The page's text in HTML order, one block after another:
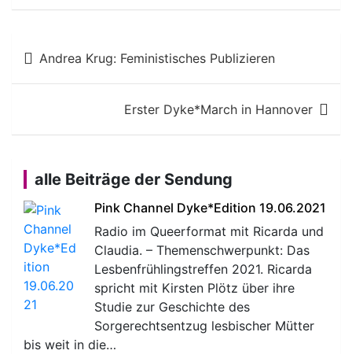
Beitragsnavigation
Andrea Krug: Feministisches Publizieren
Erster Dyke*March in Hannover
alle Beiträge der Sendung
Pink Channel Dyke*Edition 19.06.2021
Radio im Queerformat mit Ricarda und
Claudia. – Themenschwerpunkt: Das
Lesbenfrühlingstreffen 2021. Ricarda
spricht mit Kirsten Plötz über ihre
Studie zur Geschichte des
Sorgerechtsentzug lesbischer Mütter
bis weit in die…